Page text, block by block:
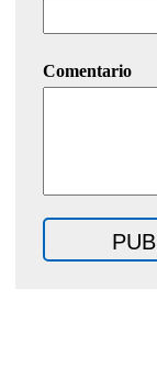
Comentario